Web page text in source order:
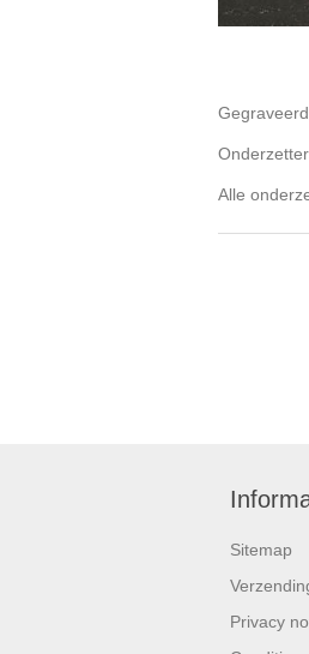
Alle
Sitemap
Privacy